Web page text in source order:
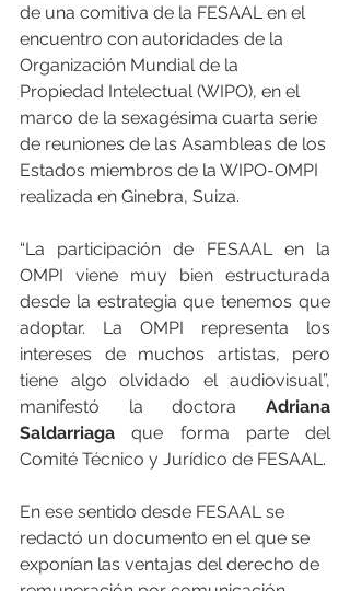
de una comitiva de la FESAAL en el
encuentro con autoridades de la
Organización Mundial de la
Propiedad Intelectual (WIPO), en el
marco de la sexagésima cuarta serie
de reuniones de las Asambleas de los
Estados miembros de la WIPO-OMPI
realizada en Ginebra, Suiza.
“La participación de FESAAL en la
OMPI viene muy bien estructurada
desde la estrategia que tenemos que
adoptar. La OMPI representa los
intereses de muchos artistas, pero
tiene algo olvidado el audiovisual”,
manifestó la doctora Adriana
Saldarriaga que forma parte del
Comité Técnico y Jurídico de FESAAL.
En ese sentido desde FESAAL se
redactó un documento en el que se
exponían las ventajas del derecho de